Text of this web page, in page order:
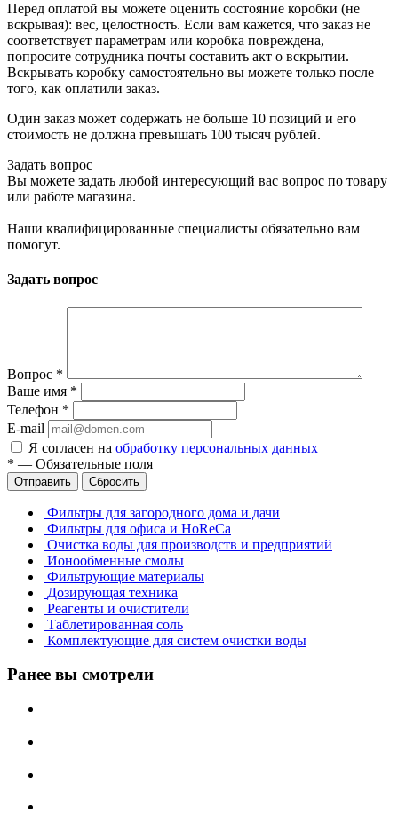
Перед оплатой вы можете оценить состояние коробки (не
вскрывая): вес, целостность. Если вам кажется, что заказ не
соответствует параметрам или коробка повреждена,
попросите сотрудника почты составить акт о вскрытии.
Вскрывать коробку самостоятельно вы можете только после
того, как оплатили заказ.
Один заказ может содержать не больше 10 позиций и его
стоимость не должна превышать 100 тысяч рублей.
Задать вопрос
Вы можете задать любой интересующий вас вопрос по товару
или работе магазина.
Наши квалифицированные специалисты обязательно вам
помогут.
Задать вопрос
Вопрос *
Ваше имя *
Телефон *
E-mail
Я согласен на обработку персональных данных
* — Обязательные поля
Отправить Сбросить
Фильтры для загородного дома и дачи
Фильтры для офиса и HoReCa
Очистка воды для производств и предприятий
Ионообменные смолы
Фильтрующие материалы
Дозирующая техника
Реагенты и очистители
Таблетированная соль
Комплектующие для систем очистки воды
Ранее вы смотрели